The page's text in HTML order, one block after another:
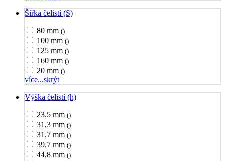
Šířka čelistí (S)
80 mm ()
100 mm ()
125 mm ()
160 mm ()
20 mm ()
více...skrýt
Výška čelistí (h)
23,5 mm ()
31,3 mm ()
31,7 mm ()
39,7 mm ()
44,8 mm ()